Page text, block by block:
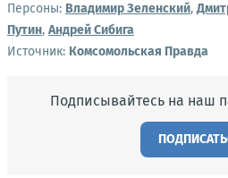
Персоны: Владимир Зеленский,
Путин, Андрей Сибига
Источник: Комсомольская Правда
Подписывайтесь на наш